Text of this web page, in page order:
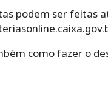
podem ser feitas
como fazer o